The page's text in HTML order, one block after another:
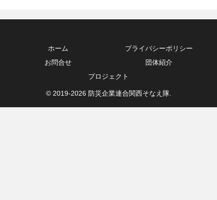
ホーム
プライバシーポリシー
お問合せ
団体紹介
プロジェクト
© 2019-2026 防災企業連合関西そなえ隊.